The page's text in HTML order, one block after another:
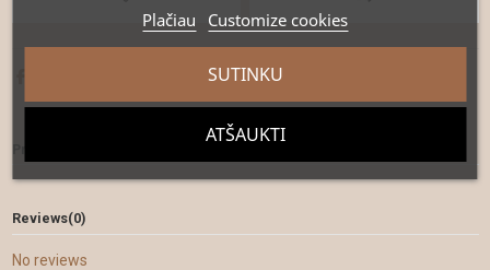
Reviews(0)
No reviews
Plačiau Customize cookies
ATŠAUKTI
SUTINKU